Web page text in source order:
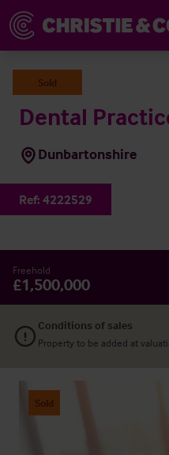
Sold
Dental
Dunbartonshire
Ref: 4222529
Freehold
£1,500,000
Conditions of sales
Property to be added at
Sold